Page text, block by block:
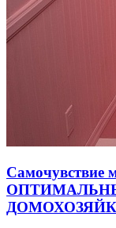
Самочувствие